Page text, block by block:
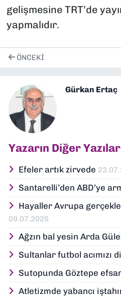
gelişmesine TRT’de
yapmalıdır.
ÖNCEKI
Gürkan Ertaç
Yazarın Diğer
Efeler artık zirvede
Santarelli’den ABD’ye
Hayaller Avrupa
09.07.2026
Ağzın bal yesin Arda
Sultanlar futbol acımızı
Sutopunda Göztepe
Atletizmde yabancı